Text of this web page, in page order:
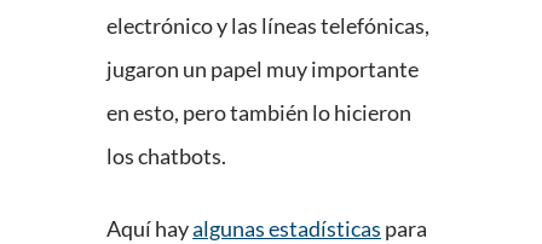
electrónico y las líneas telefónicas,
jugaron un papel muy importante
en esto, pero también lo hicieron
los chatbots.
Aquí hayalgunas estadísticas para